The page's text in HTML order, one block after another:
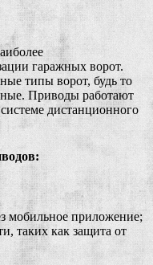
гаражных ворот.
типы ворот, будь то
Приводы работают
дистанционного
мобильное приложение;
таких как защита от